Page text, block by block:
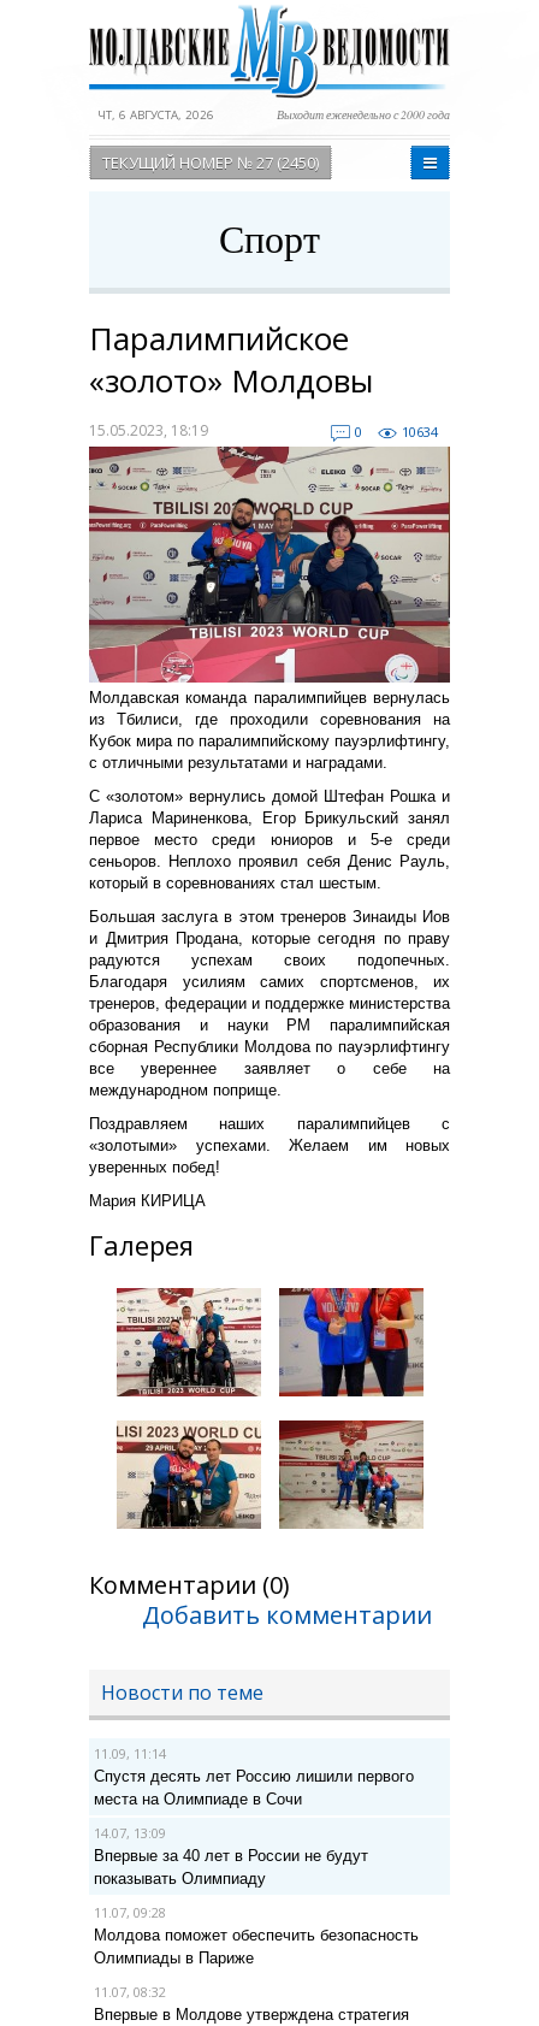
ЧТ, 6 АВГУСТА, 2026 Выходит еженедельно с 2000 года
ТЕКУЩИЙ НОМЕР № 27 (2450)
Спорт
Паралимпийское
«золото» Молдовы
15.05.2023, 18:19 0 10634
Молдавская команда паралимпийцев вернулась
из Тбилиси, где проходили соревнования на
Кубок мира по паралимпийскому пауэрлифтингу,
с отличными результатами и наградами.
С «золотом» вернулись домой Штефан Рошка и
Лариса Мариненкова, Егор Брикульский занял
первое место среди юниоров и 5-е среди
сеньоров. Неплохо проявил себя Денис Рауль,
который в соревнованиях стал шестым.
Большая заслуга в этом тренеров Зинаиды Иов
и Дмитрия Продана, которые сегодня по праву
радуются успехам своих подопечных.
Благодаря усилиям самих спортсменов, их
тренеров, федерации и поддержке министерства
образования и науки РМ паралимпийская
сборная Республики Молдова по пауэрлифтингу
все увереннее заявляет о себе на
международном поприще.
Поздравляем наших паралимпийцев с
«золотыми» успехами. Желаем им новых
уверенных побед!
Мария КИРИЦА
Галерея
Комментарии (0)
Добавить комментарии
Новости по теме
11.09, 11:14
Спустя десять лет Россию лишили первого
места на Олимпиаде в Сочи
14.07, 13:09
Впервые за 40 лет в России не будут
показывать Олимпиаду
11.07, 09:28
Молдова поможет обеспечить безопасность
Олимпиады в Париже
11.07, 08:32
Впервые в Молдове утверждена стратегия